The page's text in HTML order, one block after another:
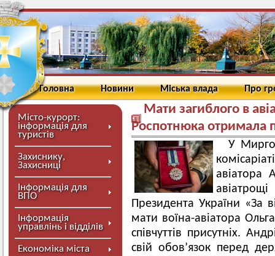
Головна Новини Міська влада Про
Місто-курорт:
інформація для
туристів
Захиснику,
Захисниці
Інформація для
ВПО
Інформація
управлінь і відділів
Економіка міста
Мати загиблого в
Роспотнюка отримала
У
авіатора
Президента України «За
мати воїна-авіатора
співчуттів присутніх.
свій обов’язок перед